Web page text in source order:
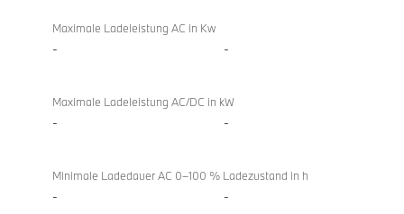
Maximale Ladeleistung AC in Kw
- -
Maximale Ladeleistung AC/DC in kW
- -
Minimale Ladedauer AC 0–100 % Ladezustand in h
- -